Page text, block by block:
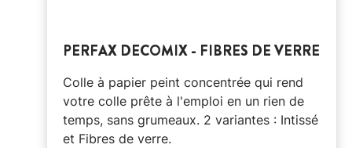
PERFAX DECOMIX - FIBRES DE VERRE
Colle à papier peint concentrée qui rend
votre colle prête à l'emploi en un rien de
temps, sans grumeaux. 2 variantes : Intissé
et Fibres de verre.